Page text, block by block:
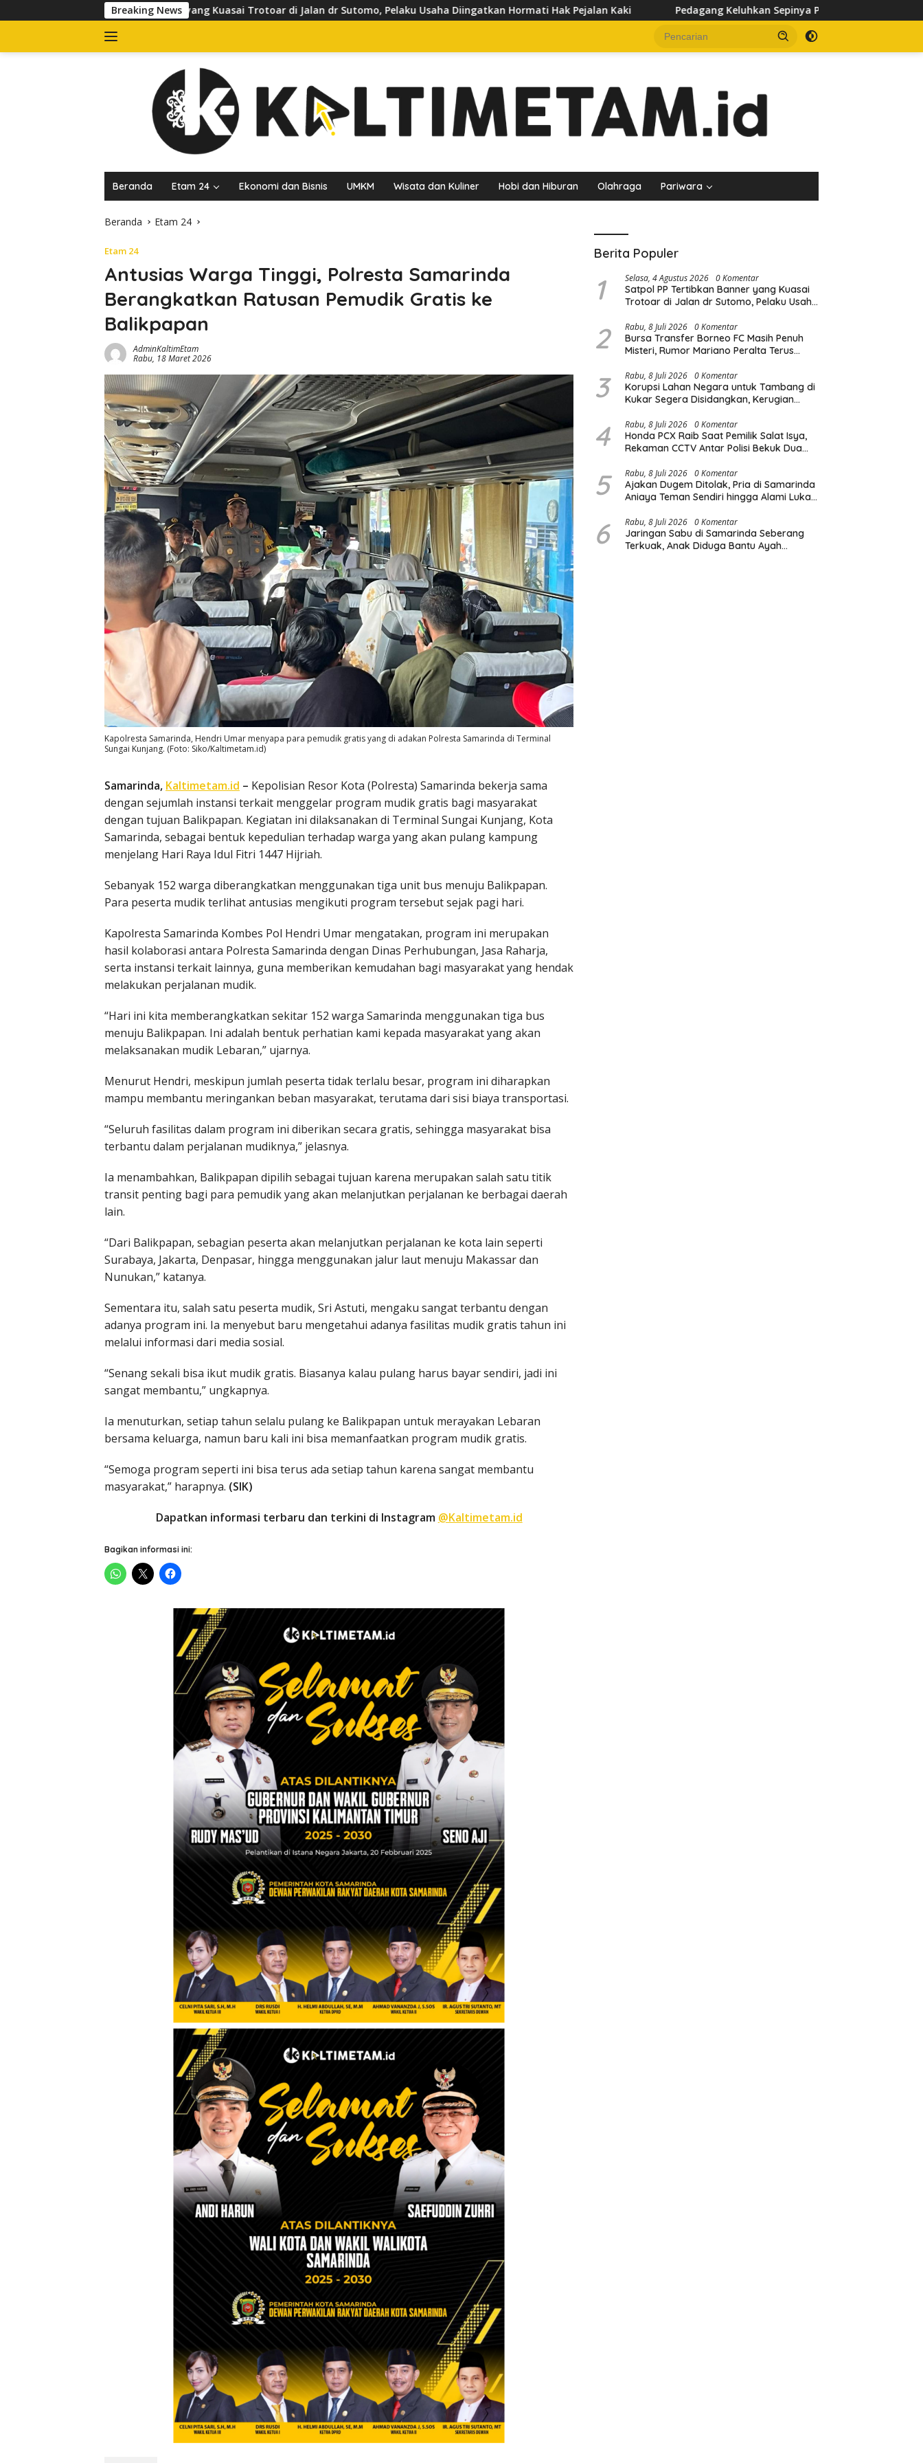
ke
Breaking News
Banner yang Kuasai Trotoar di Jalan dr Sutomo, Pelaku Usaha Diingatkan Hormati Hak Pejalan Kaki Pedagang Keluhkan Sepinya Pasar Pagi Samarinda, Minta Pemkot Evaluasi
Beranda Etam 24 Ekonomi dan Bisnis UMKM Wisata dan Kuliner Hobi dan Hiburan Olahraga Pariwara
Beranda Etam 24
Etam 24
Antusias Warga Tinggi, Polresta Samarinda
Berangkatkan Ratusan Pemudik Gratis ke
Balikpapan
AdminKaltimEtam
Rabu, 18 Maret 2026
Kapolresta Samarinda, Hendri Umar menyapa para pemudik gratis yang di adakan Polresta Samarinda di Terminal
Sungai Kunjang. (Foto: Siko/Kaltimetam.id)
Samarinda, Kaltimetam.id – Kepolisian Resor Kota (Polresta) Samarinda bekerja sama
dengan sejumlah instansi terkait menggelar program mudik gratis bagi masyarakat
dengan tujuan Balikpapan. Kegiatan ini dilaksanakan di Terminal Sungai Kunjang, Kota
Samarinda, sebagai bentuk kepedulian terhadap warga yang akan pulang kampung
menjelang Hari Raya Idul Fitri 1447 Hijriah.
Sebanyak 152 warga diberangkatkan menggunakan tiga unit bus menuju Balikpapan.
Para peserta mudik terlihat antusias mengikuti program tersebut sejak pagi hari.
Kapolresta Samarinda Kombes Pol Hendri Umar mengatakan, program ini merupakan
hasil kolaborasi antara Polresta Samarinda dengan Dinas Perhubungan, Jasa Raharja,
serta instansi terkait lainnya, guna memberikan kemudahan bagi masyarakat yang hendak
melakukan perjalanan mudik.
“Hari ini kita memberangkatkan sekitar 152 warga Samarinda menggunakan tiga bus
menuju Balikpapan. Ini adalah bentuk perhatian kami kepada masyarakat yang akan
melaksanakan mudik Lebaran,” ujarnya.
Menurut Hendri, meskipun jumlah peserta tidak terlalu besar, program ini diharapkan
mampu membantu meringankan beban masyarakat, terutama dari sisi biaya transportasi.
“Seluruh fasilitas dalam program ini diberikan secara gratis, sehingga masyarakat bisa
terbantu dalam perjalanan mudiknya,” jelasnya.
Ia menambahkan, Balikpapan dipilih sebagai tujuan karena merupakan salah satu titik
transit penting bagi para pemudik yang akan melanjutkan perjalanan ke berbagai daerah
lain.
“Dari Balikpapan, sebagian peserta akan melanjutkan perjalanan ke kota lain seperti
Surabaya, Jakarta, Denpasar, hingga menggunakan jalur laut menuju Makassar dan
Nunukan,” katanya.
Sementara itu, salah satu peserta mudik, Sri Astuti, mengaku sangat terbantu dengan
adanya program ini. Ia menyebut baru mengetahui adanya fasilitas mudik gratis tahun ini
melalui informasi dari media sosial.
“Senang sekali bisa ikut mudik gratis. Biasanya kalau pulang harus bayar sendiri, jadi ini
sangat membantu,” ungkapnya.
Ia menuturkan, setiap tahun selalu pulang ke Balikpapan untuk merayakan Lebaran
bersama keluarga, namun baru kali ini bisa memanfaatkan program mudik gratis.
“Semoga program seperti ini bisa terus ada setiap tahun karena sangat membantu
masyarakat,” harapnya. (SIK)
Dapatkan informasi terbaru dan terkini di Instagram @Kaltimetam.id
Bagikan informasi ini:
Berita Populer
1 Selasa, 4 Agustus 2026 0 Komentar
Satpol PP Tertibkan Banner yang Kuasai
Trotoar di Jalan dr Sutomo, Pelaku Usaha
2 Rabu, 8 Juli 2026 0 Komentar
Bursa Transfer Borneo FC Masih Penuh
Misteri, Rumor Mariano Peralta Terus
3 Rabu, 8 Juli 2026 0 Komentar
Korupsi Lahan Negara untuk Tambang di
Kukar Segera Disidangkan, Kerugian
4 Rabu, 8 Juli 2026 0 Komentar
Honda PCX Raib Saat Pemilik Salat Isya,
Rekaman CCTV Antar Polisi Bekuk Dua
5 Rabu, 8 Juli 2026 0 Komentar
Ajakan Dugem Ditolak, Pria di Samarinda
Aniaya Teman Sendiri hingga Alami Luka
6 Rabu, 8 Juli 2026 0 Komentar
Jaringan Sabu di Samarinda Seberang
Terkuak, Anak Diduga Bantu Ayah